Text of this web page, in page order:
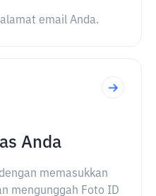
email Anda.
Anda
memasukkan
mengunggah Foto ID